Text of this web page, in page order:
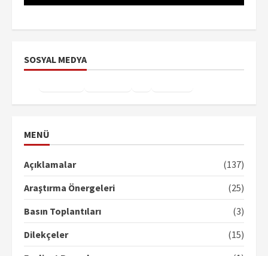
SOSYAL MEDYA
MENÜ
Açıklamalar
(137)
Araştırma Önergeleri
(25)
Basın Toplantıları
(3)
Dilekçeler
(15)